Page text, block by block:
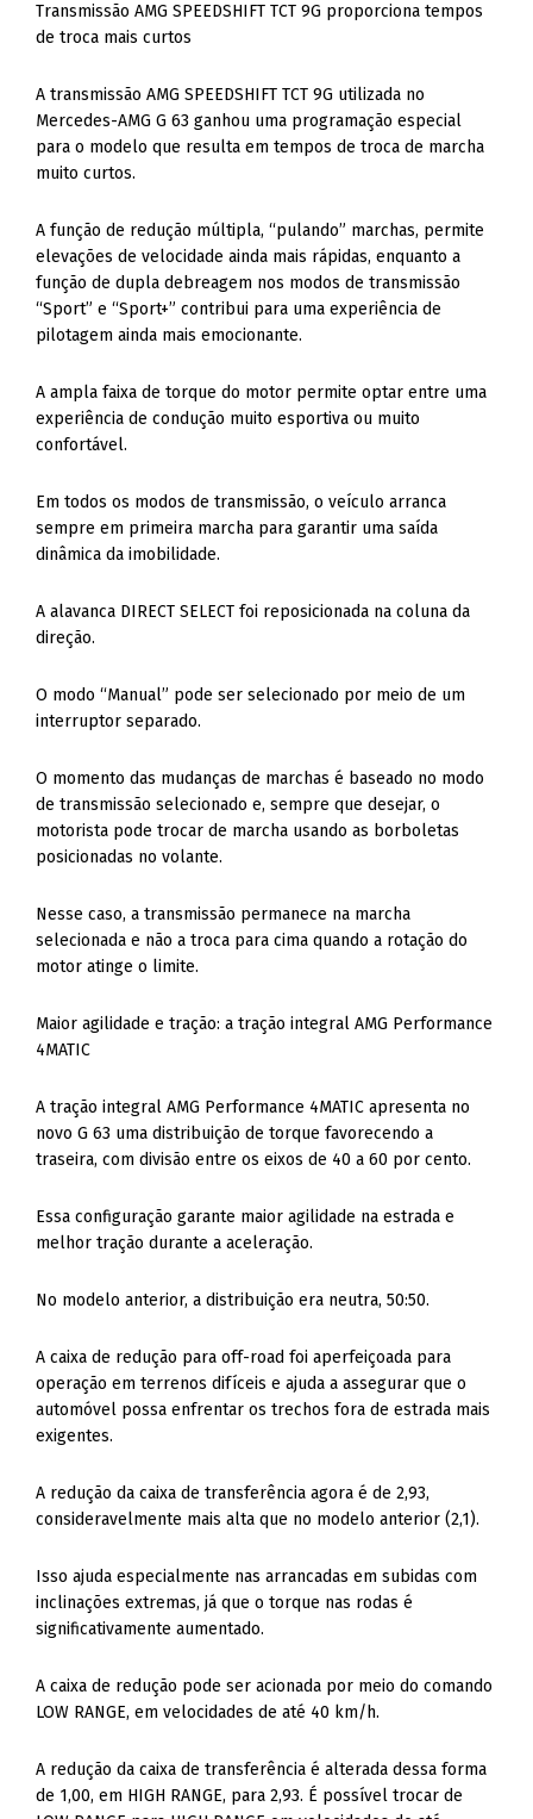
Transmissão AMG SPEEDSHIFT TCT 9G proporciona tempos
de troca mais curtos
A transmissão AMG SPEEDSHIFT TCT 9G utilizada no
Mercedes-AMG G 63 ganhou uma programação especial
para o modelo que resulta em tempos de troca de marcha
muito curtos.
A função de redução múltipla, “pulando” marchas, permite
elevações de velocidade ainda mais rápidas, enquanto a
função de dupla debreagem nos modos de transmissão
“Sport” e “Sport+” contribui para uma experiência de
pilotagem ainda mais emocionante.
A ampla faixa de torque do motor permite optar entre uma
experiência de condução muito esportiva ou muito
confortável.
Em todos os modos de transmissão, o veículo arranca
sempre em primeira marcha para garantir uma saída
dinâmica da imobilidade.
A alavanca DIRECT SELECT foi reposicionada na coluna da
direção.
O modo “Manual” pode ser selecionado por meio de um
interruptor separado.
O momento das mudanças de marchas é baseado no modo
de transmissão selecionado e, sempre que desejar, o
motorista pode trocar de marcha usando as borboletas
posicionadas no volante.
Nesse caso, a transmissão permanece na marcha
selecionada e não a troca para cima quando a rotação do
motor atinge o limite.
Maior agilidade e tração: a tração integral AMG Performance
4MATIC
A tração integral AMG Performance 4MATIC apresenta no
novo G 63 uma distribuição de torque favorecendo a
traseira, com divisão entre os eixos de 40 a 60 por cento.
Essa configuração garante maior agilidade na estrada e
melhor tração durante a aceleração.
No modelo anterior, a distribuição era neutra, 50:50.
A caixa de redução para off-road foi aperfeiçoada para
operação em terrenos difíceis e ajuda a assegurar que o
automóvel possa enfrentar os trechos fora de estrada mais
exigentes.
A redução da caixa de transferência agora é de 2,93,
consideravelmente mais alta que no modelo anterior (2,1).
Isso ajuda especialmente nas arrancadas em subidas com
inclinações extremas, já que o torque nas rodas é
significativamente aumentado.
A caixa de redução pode ser acionada por meio do comando
LOW RANGE, em velocidades de até 40 km/h.
A redução da caixa de transferência é alterada dessa forma
de 1,00, em HIGH RANGE, para 2,93. É possível trocar de